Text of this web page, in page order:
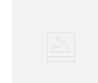
manutenção da
opção para o